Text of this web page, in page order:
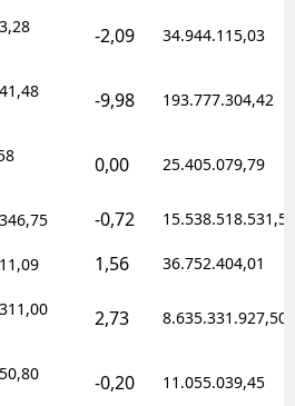
3,28 -2,09 34.944.115,03
41,48 -9,98 193.777.304,42
0,00 25.405.079,79
346,75 -0,72 15.538.518.531,50
11,09 1,56 36.752.404,01
311,00 2,73 8.635.331.927,50
50,80 -0,20 11.055.039,45